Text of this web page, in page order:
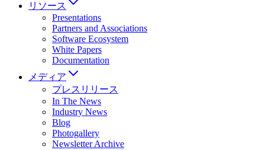
リソース
Presentations
Partners and Associations
Software Ecosystem
White Papers
Documentation
メディア
プレスリリース
In The News
Industry News
Blog
Photogallery
Newsletter Archive